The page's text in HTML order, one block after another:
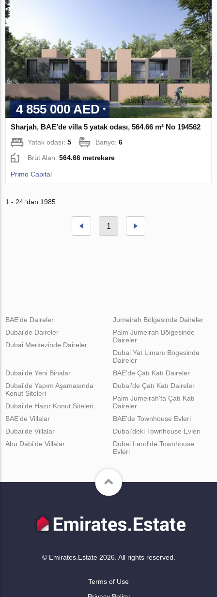
4 855 000 AED
Sharjah, BAE’de villa 5 yatak odası, 564.66 m² No 194562
Yatak odası:5 Banyo:6
Brüt Alan:564.66 metrekare
Primo Capital
1 - 24 ‘dan 1985
1
BAE'de Daireler
Dubai'de Daireler
Dubai Merkezinde Daireler
Jumeirah Bölgesinde Daireler
Palm Jumeirah Bölgesinde
Daireler
Dubai Yat Limanı Bögesinde
Daireler
Dubai'de Yeni Binalar
Dubai'de Yapım Aşamasında
Konut Siteleri
Dubai'de Hazır Konut Siteleri
BAE'de Çatı Katı Daireler
Dubai'de Çatı Katı Daireler
Palm Jumeirah'ta Çatı Katı
Daireler
BAE'de Villalar
Dubai'de Villalar
Abu Dabi'de Villalar
BAE'de Townhouse Evleri
Dubai'deki Townhouse Evleri
Dubai Land'de Townhouse
Evleri
© Emirates.Estate 2026. All rights reserved.
Terms of Use